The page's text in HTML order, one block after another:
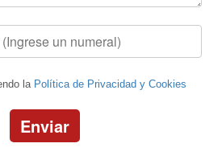
la Política de Privacidad y Cookies
Enviar